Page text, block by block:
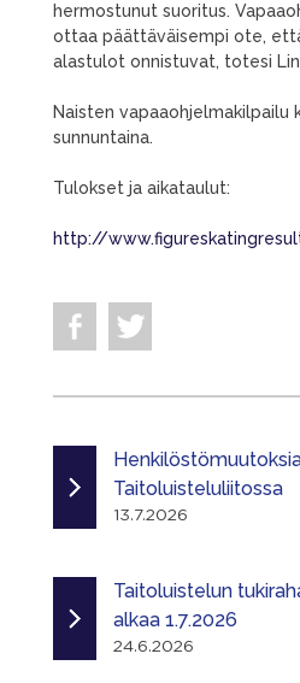
hermostunut suoritus.
ottaa päättäväisempi ote,
alastulot onnistuvat, totesi
Naisten vapaaohjelmakilpailu
sunnuntaina.
Tulokset ja aikataulut:
http://
Taitoluisteluliitossa
13.7.2026
Taitoluistelun
alkaa 1.7.2026
24.6.2026